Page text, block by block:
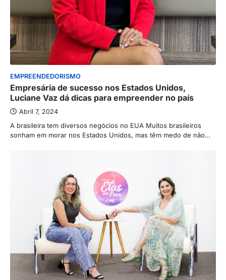
EMPREENDEDORISMO
Empresária de sucesso nos Estados Unidos,
Luciane Vaz dá dicas para empreender no país
Abril 7, 2024
A brasileira tem diversos negócios no EUA Muitos brasileiros
sonham em morar nos Estados Unidos, mas têm medo de não…